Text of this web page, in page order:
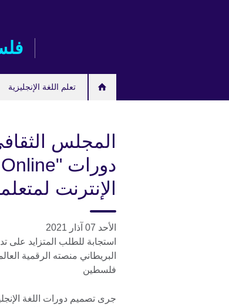
تعلم اللغة الإنجليزية
المجلس
الإنترنت
الأحد 07 آذار 2021
استجابة للطلب المتزايد على
فلسطين